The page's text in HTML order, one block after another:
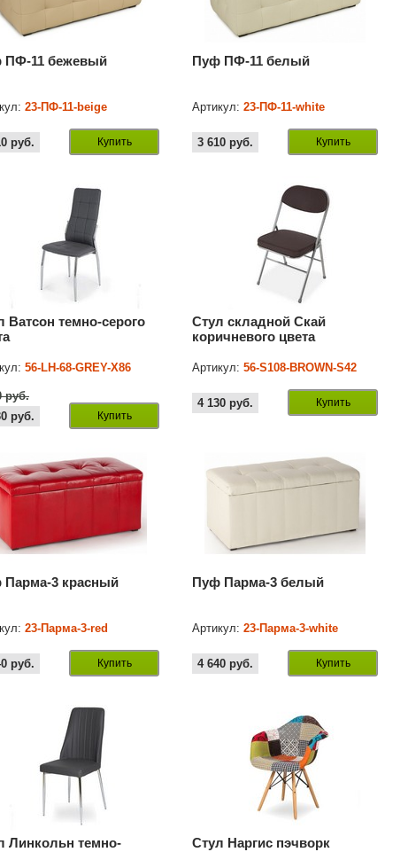
ПФ-11 бежевый
23-ПФ-11-beige
руб. Купить
Пуф ПФ-11 белый
Артикул: 23-ПФ-11-white
3 610 руб. Купить
Ватсон темно-серого
56-LH-68-GREY-X86
руб.
руб. Купить
Стул складной Скай
коричневого цвета
Артикул: 56-S108-BROWN-S42
4 130 руб. Купить
Парма-3 красный
23-Парма-3-red
руб. Купить
Пуф Парма-3 белый
Артикул: 23-Парма-3-white
4 640 руб. Купить
Линкольн темно-
Стул Наргис пэчворк